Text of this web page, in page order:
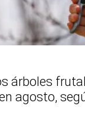
árboles
agosto,